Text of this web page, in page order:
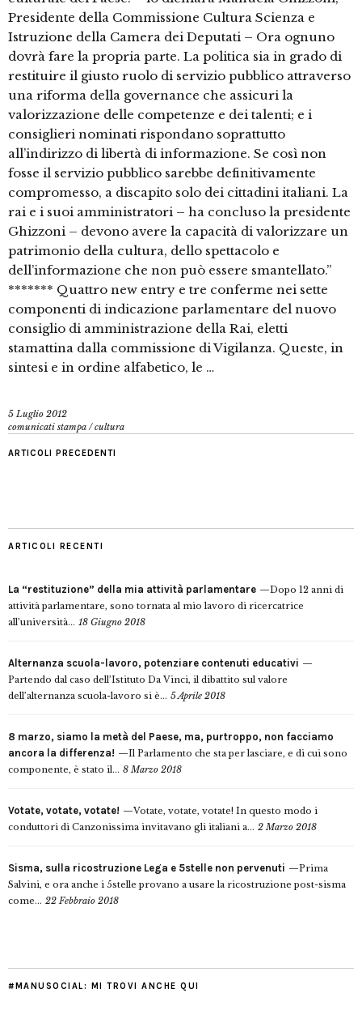
Presidente della Commissione Cultura Scienza e
Istruzione della Camera dei Deputati – Ora ognuno
dovrà fare la propria parte. La politica sia in grado di
restituire il giusto ruolo di servizio pubblico attraverso
una riforma della governance che assicuri la
valorizzazione delle competenze e dei talenti; e i
consiglieri nominati rispondano soprattutto
all’indirizzo di libertà di informazione. Se così non
fosse il servizio pubblico sarebbe definitivamente
compromesso, a discapito solo dei cittadini italiani. La
rai e i suoi amministratori – ha concluso la presidente
Ghizzoni – devono avere la capacità di valorizzare un
patrimonio della cultura, dello spettacolo e
dell’informazione che non può essere smantellato.”
******* Quattro new entry e tre conferme nei sette
componenti di indicazione parlamentare del nuovo
consiglio di amministrazione della Rai, eletti
stamattina dalla commissione di Vigilanza. Queste, in
sintesi e in ordine alfabetico, le …
5 Luglio 2012
comunicati stampa /cultura
ARTICOLI PRECEDENTI
ARTICOLI RECENTI
La “restituzione” della mia attività parlamentare
Dopo 12 anni di
attività parlamentare, sono tornata al mio lavoro di ricercatrice
all’università... 18 Giugno 2018
Alternanza scuola-lavoro, potenziare contenuti educativi
Partendo dal caso dell’Istituto Da Vinci, il dibattito sul valore
dell’alternanza scuola-lavoro si è... 5 Aprile 2018
8 marzo, siamo la metà del Paese, ma, purtroppo, non facciamo
ancora la differenza!
Il Parlamento che sta per lasciare, e di cui sono
componente, è stato il... 8 Marzo 2018
Votate, votate, votate!
Votate, votate, votate! In questo modo i
conduttori di Canzonissima invitavano gli italiani a... 2 Marzo 2018
Sisma, sulla ricostruzione Lega e 5stelle non pervenuti
Prima
Salvini, e ora anche i 5stelle provano a usare la ricostruzione post-sisma
come... 22 Febbraio 2018
#MANUSOCIAL: MI TROVI ANCHE QUI